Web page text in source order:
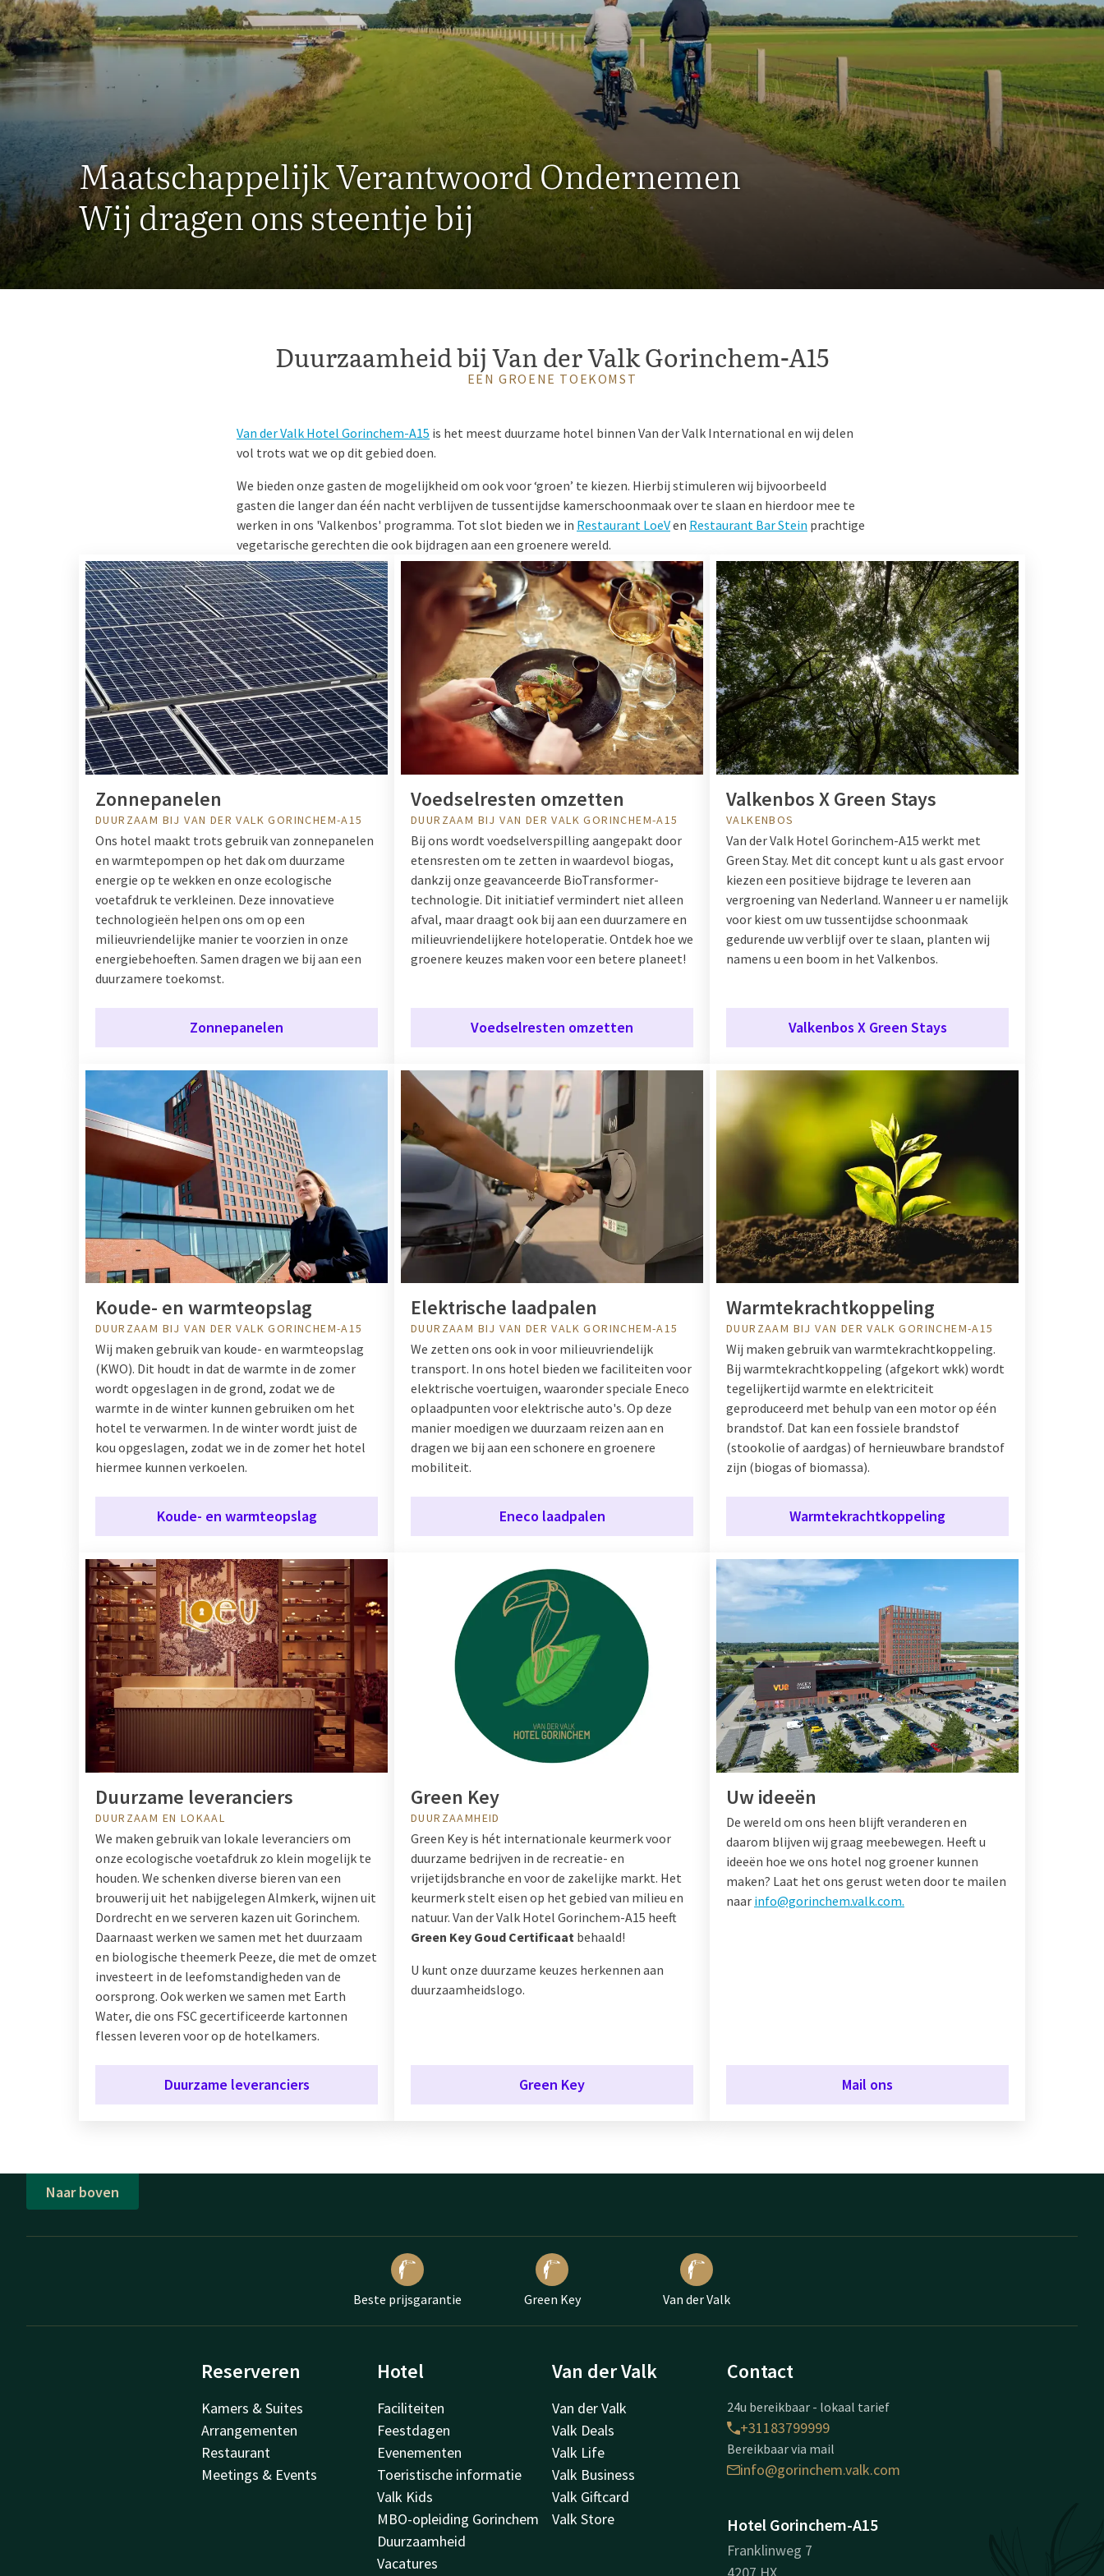
Maatschappelijk Verantwoord Ondernemen
Wij dragen ons steentje bij
Duurzaamheid bij Van der Valk Gorinchem-A15
EEN GROENE TOEKOMST
Van der Valk Hotel Gorinchem-A15 is het meest duurzame hotel binnen Van der Valk International en wij delen
vol trots wat we op dit gebied doen.
We bieden onze gasten de mogelijkheid om ook voor ‘groen’ te kiezen. Hierbij stimuleren wij bijvoorbeeld
gasten die langer dan één nacht verblijven de tussentijdse kamerschoonmaak over te slaan en hierdoor mee te
werken in ons 'Valkenbos' programma. Tot slot bieden we in Restaurant LoeVen Restaurant Bar Stein prachtige
vegetarische gerechten die ook bijdragen aan een groenere wereld.
Zonnepanelen
DUURZAAM BIJ VAN DER VALK GORINCHEM-A15
Ons hotel maakt trots gebruik van zonnepanelen
en warmtepompen op het dak om duurzame
energie op te wekken en onze ecologische
voetafdruk te verkleinen. Deze innovatieve
technologieën helpen ons om op een
milieuvriendelijke manier te voorzien in onze
energiebehoeften. Samen dragen we bij aan een
duurzamere toekomst.
Zonnepanelen
Voedselresten omzetten
DUURZAAM BIJ VAN DER VALK GORINCHEM-A15
Bij ons wordt voedselverspilling aangepakt door
etensresten om te zetten in waardevol biogas,
dankzij onze geavanceerde BioTransformer-
technologie. Dit initiatief vermindert niet alleen
afval, maar draagt ook bij aan een duurzamere en
milieuvriendelijkere hoteloperatie. Ontdek hoe we
groenere keuzes maken voor een betere planeet!
Voedselresten omzetten
Valkenbos X Green Stays
VALKENBOS
Van der Valk Hotel Gorinchem-A15 werkt met
Green Stay. Met dit concept kunt u als gast ervoor
kiezen een positieve bijdrage te leveren aan
vergroening van Nederland. Wanneer u er namelijk
voor kiest om uw tussentijdse schoonmaak
gedurende uw verblijf over te slaan, planten wij
namens u een boom in het Valkenbos.
Valkenbos X Green Stays
Koude- en warmteopslag
DUURZAAM BIJ VAN DER VALK GORINCHEM-A15
Wij maken gebruik van koude- en warmteopslag
(KWO). Dit houdt in dat de warmte in de zomer
wordt opgeslagen in de grond, zodat we de
warmte in de winter kunnen gebruiken om het
hotel te verwarmen. In de winter wordt juist de
kou opgeslagen, zodat we in de zomer het hotel
hiermee kunnen verkoelen.
Koude- en warmteopslag
Elektrische laadpalen
DUURZAAM BIJ VAN DER VALK GORINCHEM-A15
We zetten ons ook in voor milieuvriendelijk
transport. In ons hotel bieden we faciliteiten voor
elektrische voertuigen, waaronder speciale Eneco
oplaadpunten voor elektrische auto's. Op deze
manier moedigen we duurzaam reizen aan en
dragen we bij aan een schonere en groenere
mobiliteit.
Eneco laadpalen
Warmtekrachtkoppeling
DUURZAAM BIJ VAN DER VALK GORINCHEM-A15
Wij maken gebruik van warmtekrachtkoppeling.
Bij warmtekrachtkoppeling (afgekort wkk) wordt
tegelijkertijd warmte en elektriciteit
geproduceerd met behulp van een motor op één
brandstof. Dat kan een fossiele brandstof
(stookolie of aardgas) of hernieuwbare brandstof
zijn (biogas of biomassa).
Warmtekrachtkoppeling
Duurzame leveranciers
DUURZAAM EN LOKAAL
We maken gebruik van lokale leveranciers om
onze ecologische voetafdruk zo klein mogelijk te
houden. We schenken diverse bieren van een
brouwerij uit het nabijgelegen Almkerk, wijnen uit
Dordrecht en we serveren kazen uit Gorinchem.
Daarnaast werken we samen met het duurzaam
en biologische theemerk Peeze, die met de omzet
investeert in de leefomstandigheden van de
oorsprong. Ook werken we samen met Earth
Water, die ons FSC gecertificeerde kartonnen
flessen leveren voor op de hotelkamers.
Duurzame leveranciers
Green Key
DUURZAAMHEID
Green Key is hét internationale keurmerk voor
duurzame bedrijven in de recreatie- en
vrijetijdsbranche en voor de zakelijke markt. Het
keurmerk stelt eisen op het gebied van milieu en
natuur. Van der Valk Hotel Gorinchem-A15 heeft
Green Key Goud Certificaat behaald!
U kunt onze duurzame keuzes herkennen aan
duurzaamheidslogo.
Green Key
Uw ideeën
De wereld om ons heen blijft veranderen en
daarom blijven wij graag meebewegen. Heeft u
ideeën hoe we ons hotel nog groener kunnen
maken? Laat het ons gerust weten door te mailen
naar info@gorinchem.valk.com.
Mail ons
Naar boven
Beste prijsgarantie Green Key Van der Valk
Reserveren
Kamers & Suites
Arrangementen
Restaurant
Meetings & Events
Hotel
Faciliteiten
Feestdagen
Evenementen
Toeristische informatie
Valk Kids
MBO-opleiding Gorinchem
Duurzaamheid
Vacatures
Van der Valk
Van der Valk
Valk Deals
Valk Life
Valk Business
Valk Giftcard
Valk Store
Contact
24u bereikbaar - lokaal tarief
+31183799999
Bereikbaar via mail
info@gorinchem.valk.com
Hotel Gorinchem-A15
Franklinweg 7